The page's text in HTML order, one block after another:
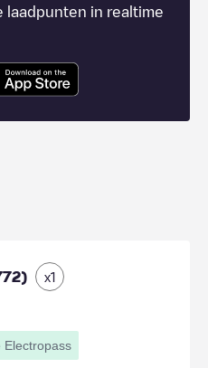
laadpunten in realtime
x1
Electropass